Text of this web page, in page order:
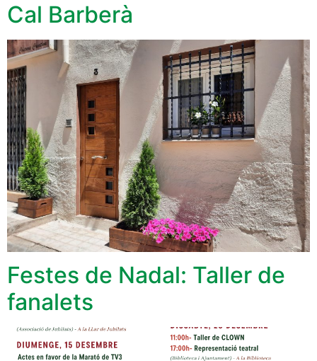
Cal Barberà
Festes de Nadal: Taller de
fanalets